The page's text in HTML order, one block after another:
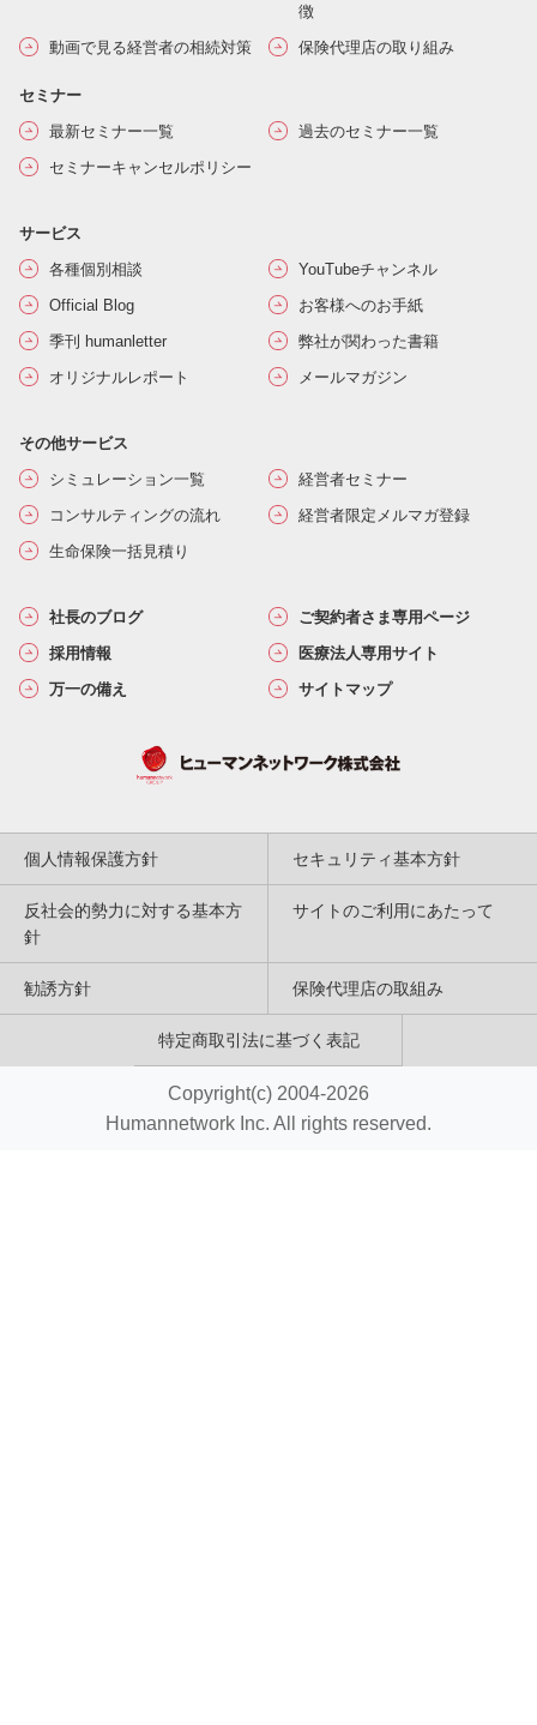
徴
動画で見る経営者の相続対策
保険代理店の取り組み
セミナー
最新セミナー一覧
過去のセミナー一覧
セミナーキャンセルポリシー
サービス
各種個別相談
YouTubeチャンネル
Official Blog
お客様へのお手紙
季刊 humanletter
弊社が関わった書籍
オリジナルレポート
メールマガジン
その他サービス
シミュレーション一覧
経営者セミナー
コンサルティングの流れ
経営者限定メルマガ登録
生命保険一括見積り
社長のブログ
ご契約者さま専用ページ
採用情報
医療法人専用サイト
万一の備え
サイトマップ
個人情報保護方針 セキュリティ基本方針
反社会的勢力に対する基本方
針
サイトのご利用にあたって
勧誘方針 保険代理店の取組み
特定商取引法に基づく表記
Copyright(c) 2004-2026
Humannetwork Inc. All rights reserved.